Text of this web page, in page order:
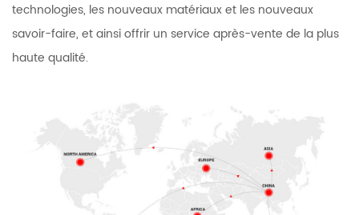
technologies, les nouveaux matériaux et les nouveaux
savoir-faire, et ainsi offrir un service après-vente de la plus
haute qualité.